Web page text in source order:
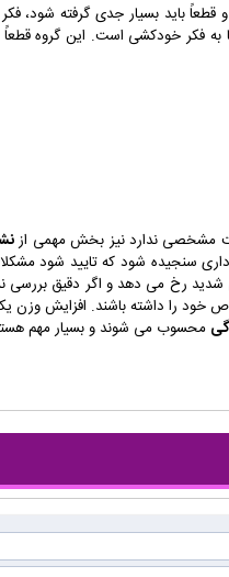
قطعاً باید بسیار جدی گرفته شود،
خودکشی است. این گروه قطعاً
مشخصی ندارد نیز بخش مهمی از
سنجیده شود که تایید
رخ می دهد و اگر دقیق بررسی
خود را داشته باشند. افزایش وزن
محسوب می شوند و بسیار مهم